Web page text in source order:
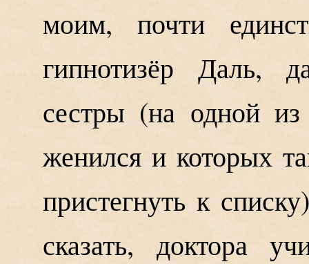
моим, почти
гипнотизёр Даль,
сестры (на одной из
женился и которых
пристегнуть к
сказать, доктора